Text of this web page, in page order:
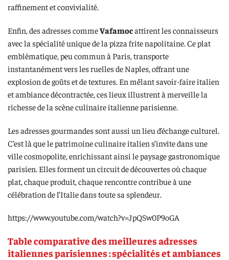
raffinement et convivialité.
Enfin, des adresses commeVafamocattirent les connaisseurs
avec la spécialité unique de la pizza frite napolitaine. Ce plat
emblématique, peu commun à Paris, transporte
instantanément vers les ruelles de Naples, offrant une
explosion de goûts et de textures. En mêlant savoir-faire italien
et ambiance décontractée, ces lieux illustrent à merveille la
richesse de la scène culinaire italienne parisienne.
Les adresses gourmandes sont aussi un lieu d’échange culturel.
C’est là que le patrimoine culinaire italien s’invite dans une
ville cosmopolite, enrichissant ainsi le paysage gastronomique
parisien. Elles forment un circuit de découvertes où chaque
plat, chaque produit, chaque rencontre contribue à une
célébration de l’Italie dans toute sa splendeur.
https://www.youtube.com/watch?v=JpQSw0P9oGA
Table comparative des meilleures adresses
italiennes parisiennes : spécialités et ambiances